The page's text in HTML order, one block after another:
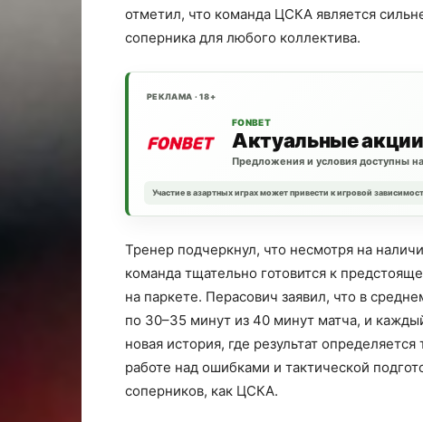
отметил, что команда ЦСКА является
соперника для любого коллектива.
РЕКЛАМА · 18+
FONBET
Актуальные акции
Предложения и условия доступны
Участие в азартных играх может привести к игровой
Тренер подчеркнул, что несмотря на
команда тщательно готовится к
на паркете. Перасович заявил, что в
по 30–35 минут из 40 минут матча, и
новая история, где результат
работе над ошибками и тактической
соперников, как ЦСКА.